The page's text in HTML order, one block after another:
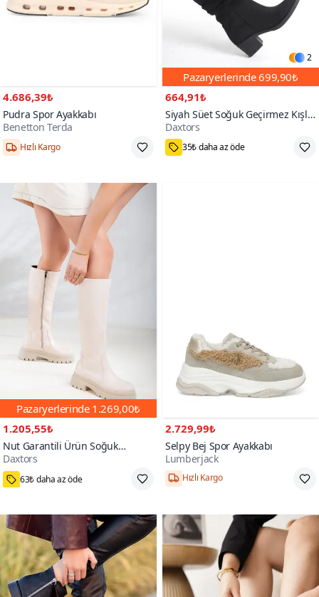
4.686,39₺
Pudra Spor Ayakkabı
Benetton Terda
Hızlı Kargo
2
Pazaryerlerinde699,90₺
664,91₺
Siyah Süet Soğuk Geçirmez Kışlık
Bot
Daxtors
1000+
35₺ daha az öde
Pazaryerlerinde 1.269,00₺
1.205,55₺
Nut Garantili Ürün Soğuk
Geçirmez Kışlık Çizme
Daxtors
11000+
63₺ daha az öde
2.729,99₺
Selpy Bej Spor Ayakkabı
Lumberjack
Hızlı Kargo